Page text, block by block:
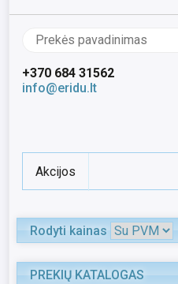
Ieškoti:
+370 684 31562
info@eridu.lt
Akcijos
Rodyti kainas
PREKIŲ KATALOGAS